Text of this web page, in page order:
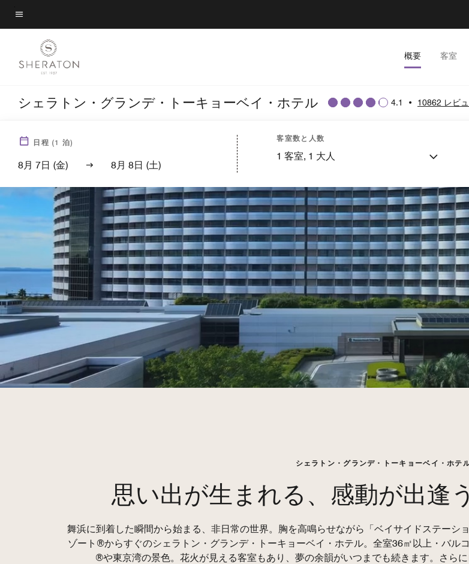
Skip
to
content
メニューのテキスト
概要 客室
シェラトン・グランデ・トーキョーベイ・ホテル 4.1 • 10862 レビ
日程 (1 泊)
8月 7日 (金) 8月 8日 (土)
客室数と人数
1 客室, 1 大人
シェラトン・グランデ・トーキョーベイ・ホテ
思い出が生まれる、感動が出逢
舞浜に到着した瞬間から始まる、非日常の世界。胸を高鳴らせながら「ベイサイドステーシ
ゾート®からすぐのシェラトン・グランデ・トーキョーベイ・ホテル。全室36㎡以上・バル
®や東京湾の景色。花火が見える客室もあり、夢の余韻がいつまでも続きます。さら